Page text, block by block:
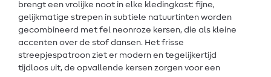
brengt een vrolijke noot in elke kledingkast: fijne,
gelijkmatige strepen in subtiele natuurtinten worden
gecombineerd met fel neonroze kersen, die als kleine
accenten over de stof dansen. Het frisse
streepjespatroon ziet er modern en tegelijkertijd
tijdloos uit, de opvallende kersen zorgen voor een